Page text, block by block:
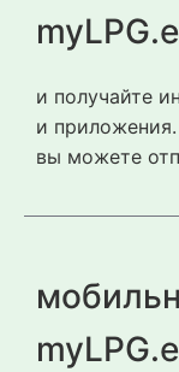
и получайте
и
вы можете